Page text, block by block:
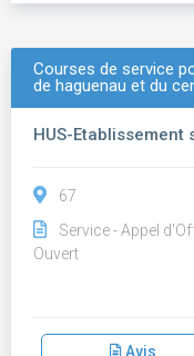
Courses de service
de haguenau et du
HUS-Etablissement
67
Service - Appel
Ouvert
Avis